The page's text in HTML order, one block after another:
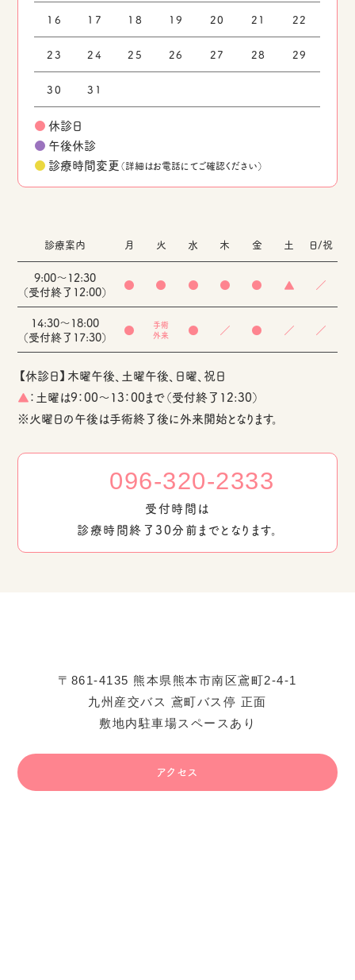
16 17 18 19 20 21 22
23 24 25 26 27 28 29
30 31
● 休診日
● 午後休診
● 診療時間変更（詳細はお電話にてご確認ください）
診療案内 月 火 水 木 金 土 日/祝
9:00～12:30
（受付終了12:00）
● ● ● ● ● ▲ ／
14:30～18:00
（受付終了17:30）
●
手術
外来
● ／ ● ／ ／
【休診日】木曜午後、土曜午後、日曜、祝日
▲：土曜は9：00～13：00まで（受付終了12:30）
※火曜日の午後は手術終了後に外来開始となります。
096-320-2333
受付時間は
診療時間終了30分前までとなります。
〒861-4135 熊本県熊本市南区鳶町2-4-1
九州産交バス 鳶町バス停 正面
敷地内駐車場スペースあり
アクセス